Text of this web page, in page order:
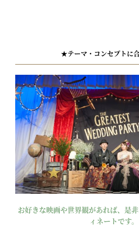
★テーマ・コンセプトに
お好きな映画や世界観があれば、是
ィネートです。